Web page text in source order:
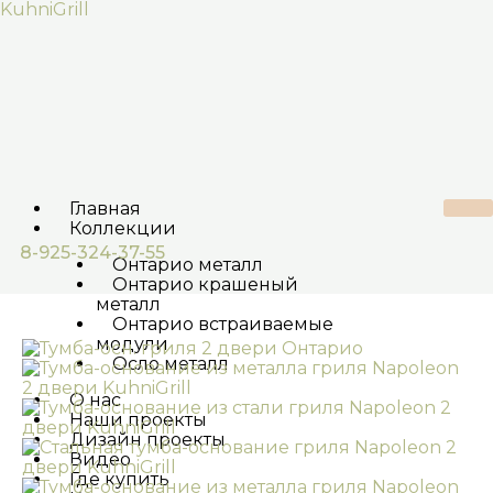
Перейти
KuhniGrill
Главная
Коллекции
Онтарио металл
Онтарио крашеный
металл
Онтарио встраиваемые
модули
Осло металл
О нас
Наши проекты
Дизайн проекты
Видео
Где купить
8-925-324-37-55